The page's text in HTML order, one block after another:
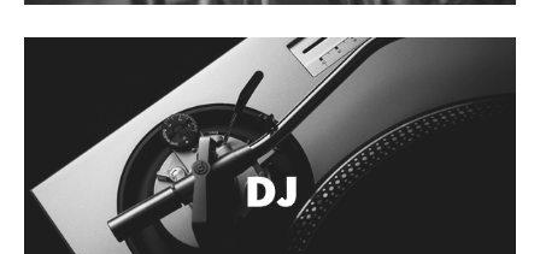
Otros instrumentos de Cuerdas